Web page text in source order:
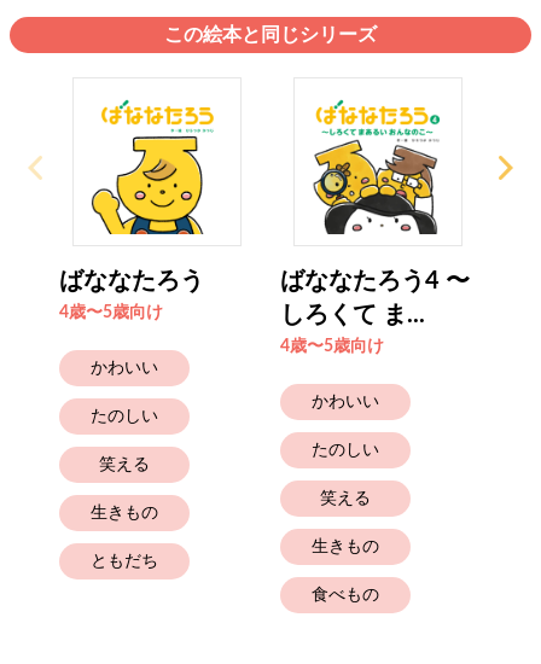
この絵本と同じシリーズ
ばななたろう
4歳〜5歳向け
かわいい
たのしい
笑える
生きもの
ともだち
ばななたろう4 〜
しろくて ま...
4歳〜5歳向け
かわいい
たのしい
笑える
生きもの
食べもの